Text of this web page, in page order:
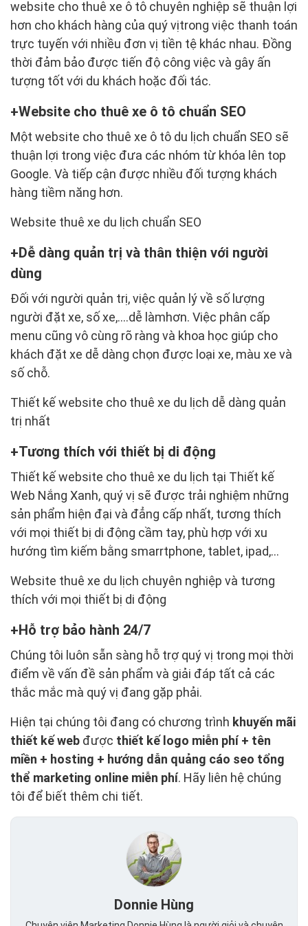
website cho thuê xe ô tô chuyên nghiệp sẽ thuận lợi
hơn cho khách hàng của quý vịtrong việc thanh toán
trực tuyến với nhiều đơn vị tiền tệ khác nhau. Đồng
thời đảm bảo được tiến độ công việc và gây ấn
tượng tốt với du khách hoặc đối tác.
Website cho thuê xe ô tô chuẩn SEO
Một website cho thuê xe ô tô du lịch chuẩn SEO sẽ
thuận lợi trong việc đưa các nhóm từ khóa lên top
Google. Và tiếp cận được nhiều đối tượng khách
hàng tiềm năng hơn.
Website thuê xe du lịch chuẩn SEO​
Dễ dàng quản trị và thân thiện với người
dùng
Đối với người quản trị, việc quản lý về số lượng
người đặt xe, số xe,….dễ làmhơn. Việc phân cấp
menu cũng vô cùng rõ ràng và khoa học giúp cho
khách đặt xe dễ dàng chọn được loại xe, màu xe và
số chỗ.
Thiết kế website cho thuê xe du lịch dễ dàng quản
trị nhất​
Tương thích với thiết bị di động
Thiết kế website cho thuê xe du lịch tại Thiết kế
Web Nắng Xanh, quý vị sẽ được trải nghiệm những
sản phẩm hiện đại và đẳng cấp nhất, tương thích
với mọi thiết bị di động cầm tay, phù hợp với xu
hướng tìm kiếm bằng smarrtphone, tablet, ipad,…
Website thuê xe du lịch chuyên nghiệp và tương
thích với mọi thiết bị di động
Hỗ trợ bảo hành 24/7
Chúng tôi luôn sẵn sàng hỗ trợ quý vị trong mọi thời
điểm về vấn đề sản phẩm và giải đáp tất cả các
thắc mắc mà quý vị đang gặp phải.
Hiện tại chúng tôi đang có chương trình khuyến mãi
thiết kế web được thiết kế logo miễn phí + tên
miền + hosting + hướng dẫn quảng cáo seo tổng
thể marketing online miễn phí. Hãy liên hệ chúng
tôi để biết thêm chi tiết.
Donnie Hùng